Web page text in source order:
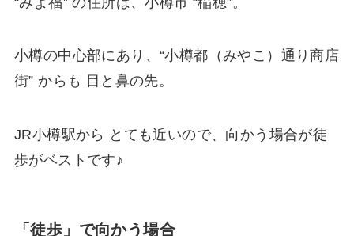
小樽の中心部にあり、“小樽都（みやこ）通り商店
街” からも 目と鼻の先。
JR小樽駅から とても近いので、向かう場合が徒
歩がベストです♪
「徒歩」で向かう場合